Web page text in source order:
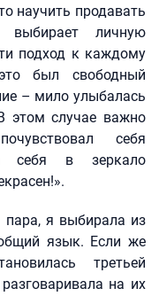
научить продавать
выбирает личную
подход к каждому
был свободный
– мило улыбалась
этом случае важно
себя
себя в зеркало
пара, я выбирала из
язык. Если же
третьей
на их